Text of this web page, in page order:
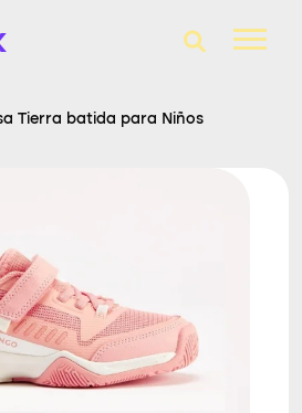
Tierra batida para Niños